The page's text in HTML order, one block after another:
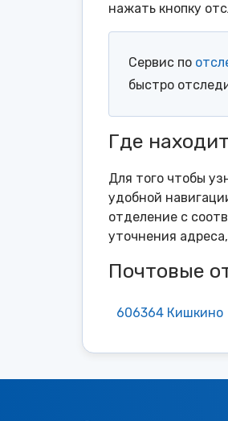
нажать кнопку
Сервис по
быстро
Где
Для того чтобы
удобной
отделение с
уточнения
Почтовые
606364 Кишкино